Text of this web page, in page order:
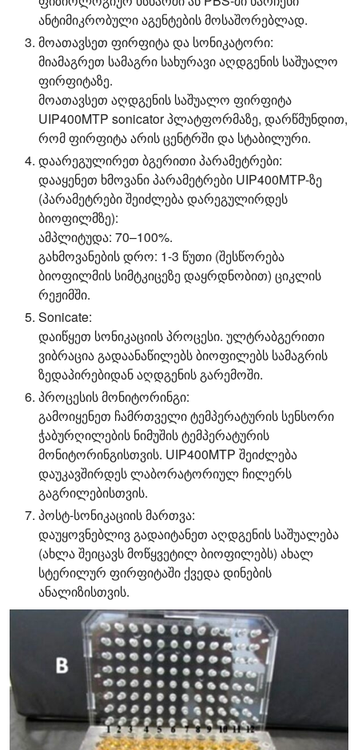
ანტიმიკრობული აგენტების მოსაშორებლად.
მოათავსეთ ფირფიტა და სონიკატორი:
მიამაგრეთ სამაგრი სახურავი აღდგენის საშუალო
ფირფიტაზე.
მოათავსეთ აღდგენის საშუალო ფირფიტა
UIP400MTP sonicator პლატფორმაზე, დარწმუნდით,
რომ ფირფიტა არის ცენტრში და სტაბილური.
დაარეგულირეთ ბგერითი პარამეტრები:
დააყენეთ ხმოვანი პარამეტრები UIP400MTP-ზე
(პარამეტრები შეიძლება დარეგულირდეს
ბიოფილმზე):
ამპლიტუდა: 70–100%.
გახმოვანების დრო: 1-3 წუთი (შესწორება
ბიოფილმის სიმტკიცეზე დაყრდნობით) ციკლის
რეჟიმში.
Sonicate:
დაიწყეთ სონიკაციის პროცესი. ულტრაბგერითი
ვიბრაცია გადაანაწილებს ბიოფილებს სამაგრის
ზედაპირებიდან აღდგენის გარემოში.
პროცესის მონიტორინგი:
გამოიყენეთ ჩამრთველი ტემპერატურის სენსორი
ჭაბურღილების ნიმუშის ტემპერატურის
მონიტორინგისთვის. UIP400MTP შეიძლება
დაუკავშირდეს ლაბორატორიულ ჩილერს
გაგრილებისთვის.
პოსტ-სონიკაციის მართვა:
დაუყოვნებლივ გადაიტანეთ აღდგენის საშუალება
(ახლა შეიცავს მოწყვეტილ ბიოფილებს) ახალ
სტერილურ ფირფიტაში ქვედა დინების
ანალიზისთვის.